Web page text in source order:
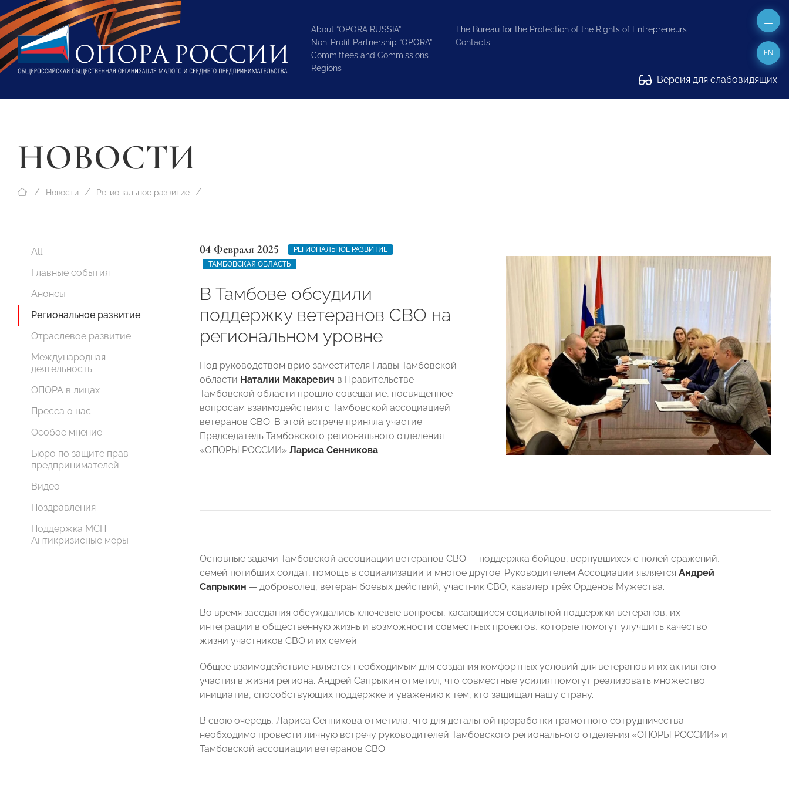
About “OPORA RUSSIA”
Non-Profit Partnership “OPORA”
Committees and Commissions
Regions
The Bureau for the Protection of the Rights of Entrepreneurs
Contacts
Версия для слабовидящих
EN
НОВОСТИ
Новости Региональное развитие
All
Главные события
Анонсы
Региональное развитие
Отраслевое развитие
Международная
деятельность
ОПОРА в лицах
Пресса о нас
Особое мнение
Бюро по защите прав
предпринимателей
Видео
Поздравления
Поддержка МСП.
Антикризисные меры
04 Февраля 2025
РЕГИОНАЛЬНОЕ РАЗВИТИЕ
ТАМБОВСКАЯ ОБЛАСТЬ
В Тамбове обсудили
поддержку ветеранов СВО на
региональном уровне
Под руководством врио заместителя Главы Тамбовской
области Наталии Макаревич в Правительстве
Тамбовской области прошло совещание, посвященное
вопросам взаимодействия с Тамбовской ассоциацией
ветеранов СВО. В этой встрече приняла участие
Председатель Тамбовского регионального отделения
«ОПОРЫ РОССИИ» Лариса Сенникова.
Основные задачи Тамбовской ассоциации ветеранов СВО — поддержка бойцов, вернувшихся с полей сражений,
семей погибших солдат, помощь в социализации и многое другое. Руководителем Ассоциации является Андрей
Сапрыкин — доброволец, ветеран боевых действий, участник СВО, кавалер трёх Орденов Мужества.
Во время заседания обсуждались ключевые вопросы, касающиеся социальной поддержки ветеранов, их
интеграции в общественную жизнь и возможности совместных проектов, которые помогут улучшить качество
жизни участников СВО и их семей.
Общее взаимодействие является необходимым для создания комфортных условий для ветеранов и их активного
участия в жизни региона. Андрей Сапрыкин отметил, что совместные усилия помогут реализовать множество
инициатив, способствующих поддержке и уважению к тем, кто защищал нашу страну.
В свою очередь, Лариса Сенникова отметила, что для детальной проработки грамотного сотрудничества
необходимо провести личную встречу руководителей Тамбовского регионального отделения «ОПОРЫ РОССИИ» и
Тамбовской ассоциации ветеранов СВО.